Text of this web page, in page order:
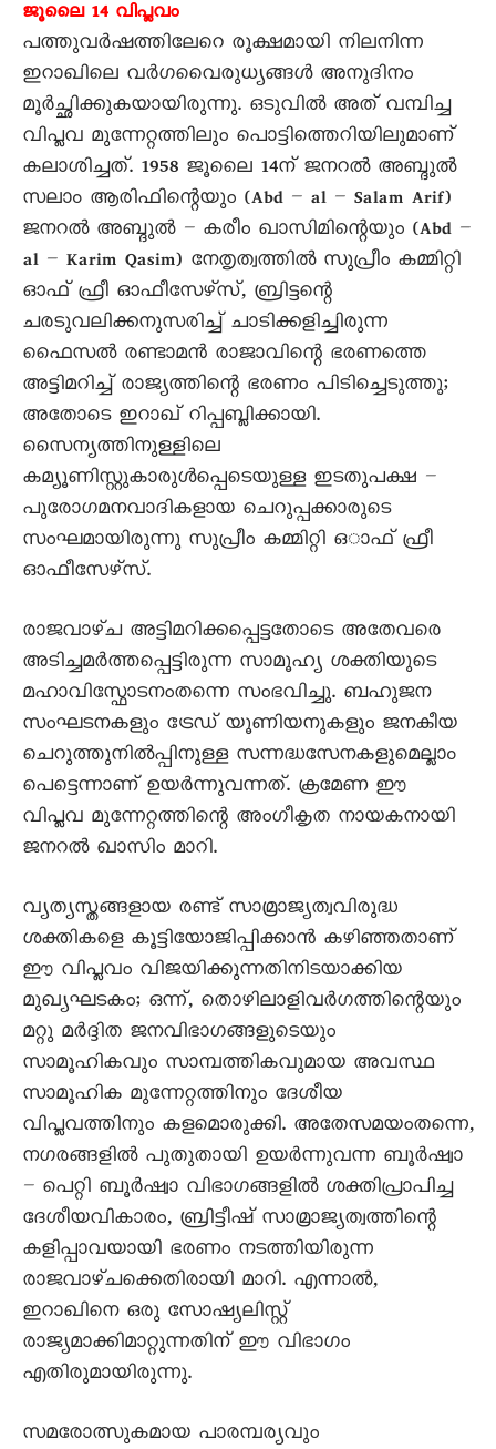
ജൂലെെ 14 വിപ്ലവം
പത്തുവർഷത്തിലേറെ രൂക്ഷമായി നിലനിന്ന
ഇറാഖിലെ വർഗവെെരുധ്യങ്ങൾ അനുദിനം
മൂർച്ഛിക്കുകയായിരുന്നു. ഒടുവിൽ അത് വമ്പിച്ച
വിപ്ലവ മുന്നേറ്റത്തിലും പൊട്ടിത്തെറിയിലുമാണ്
കലാശിച്ചത്. 1958 ജൂലെെ 14ന് ജനറൽ അബ്ദുൽ
സലാം ആരിഫിന്റെയും (Abd – al – Salam Arif)
ജനറൽ അബ്ദുൽ – കരീം ഖാസിമിന്റെയും (Abd –
al – Karim Qasim) നേതൃത്വത്തിൽ സുപ്രീം കമ്മിറ്റി
ഓഫ് ഫ്രീ ഓഫീസേഴ്സ്, ബ്രിട്ടന്റെ
ചരടുവലിക്കനുസരിച്ച് ചാടിക്കളിച്ചിരുന്ന
ഫെെസൽ രണ്ടാമൻ രാജാവിന്റെ ഭരണത്തെ
അട്ടിമറിച്ച് രാജ്യത്തിന്റെ ഭരണം പിടിച്ചെടുത്തു;
അതോടെ ഇറാഖ് റിപ്പബ്ലിക്കായി.
സെെന്യത്തിനുള്ളിലെ
കമ്യൂണിസ്റ്റുകാരുൾപ്പെടെയുള്ള ഇടതുപക്ഷ –
പുരോഗമനവാദികളായ ചെറുപ്പക്കാരുടെ
സംഘമായിരുന്നു സുപ്രീം കമ്മിറ്റി ഒാഫ് ഫ്രീ
ഓഫീസേഴ്സ്.
രാജവാഴ്ച അട്ടിമറിക്കപ്പെട്ടതോടെ അതേവരെ
അടിച്ചമർത്തപ്പെട്ടിരുന്ന സാമൂഹ്യ ശക്തിയുടെ
മഹാവിസ്ഫോടനംതന്നെ സംഭവിച്ചു. ബഹുജന
സംഘടനകളും ട്രേഡ് യൂണിയനുകളും ജനകീയ
ചെറുത്തുനിൽപ്പിനുള്ള സന്നദ്ധസേനകളുമെല്ലാം
പെട്ടെന്നാണ് ഉയർന്നുവന്നത്. ക്രമേണ ഈ
വിപ്ലവ മുന്നേറ്റത്തിന്റെ അംഗീകൃത നായകനായി
ജനറൽ ഖാസിം മാറി.
വ്യത്യസ്തങ്ങളായ രണ്ട് സാമ്രാജ്യത്വവിരുദ്ധ
ശക്തികളെ കൂട്ടിയോജിപ്പിക്കാൻ കഴിഞ്ഞതാണ്
ഈ വിപ്ലവം വിജയിക്കുന്നതിനിടയാക്കിയ
മുഖ്യഘടകം; ഒന്ന്, തൊഴിലാളിവർഗത്തിന്റെയും
മറ്റു മർദ്ദിത ജനവിഭാഗങ്ങളുടെയും
സാമൂഹികവും സാമ്പത്തികവുമായ അവസ്ഥ
സാമൂഹിക മുന്നേറ്റത്തിനും ദേശീയ
വിപ്ലവത്തിനും കളമൊരുക്കി. അതേസമയംതന്നെ,
നഗരങ്ങളിൽ പുതുതായി ഉയർന്നുവന്ന ബൂർഷ്വാ
– പെറ്റി ബൂർഷ്വാ വിഭാഗങ്ങളിൽ ശക്തിപ്രാപിച്ച
ദേശീയവികാരം, ബ്രിട്ടീഷ് സാമ്രാജ്യത്വത്തിന്റെ
കളിപ്പാവയായി ഭരണം നടത്തിയിരുന്ന
രാജവാഴ്ചക്കെതിരായി മാറി. എന്നാൽ,
ഇറാഖിനെ ഒരു സോഷ്യലിസ്റ്റ്
രാജ്യമാക്കിമാറ്റുന്നതിന് ഈ വിഭാഗം
എതിരുമായിരുന്നു.
സമരോത്സുകമായ പാരമ്പര്യവും